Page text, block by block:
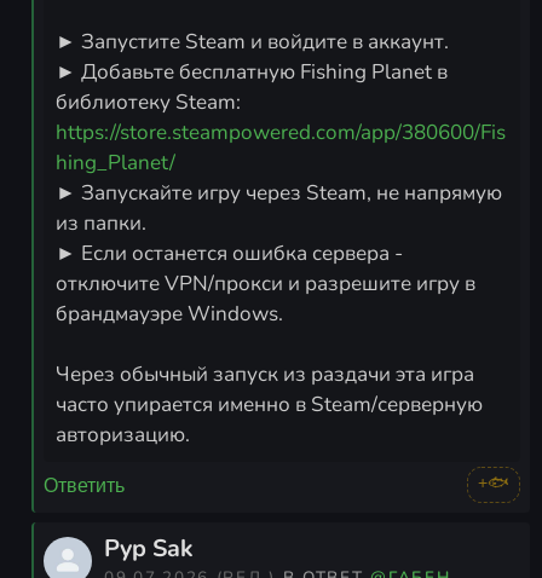
► Запустите Steam и войдите в аккаунт.
► Добавьте бесплатную Fishing Planet в
библиотеку Steam:
https://store.steampowered.com/app/380600/Fis
hing_Planet/
► Запускайте игру через Steam, не напрямую
из папки.
► Если останется ошибка сервера -
отключите VPN/прокси и разрешите игру в
брандмауэре Windows.
Через обычный запуск из раздачи эта игра
часто упирается именно в Steam/серверную
авторизацию.
Ответить +🐟
Pyp Sak